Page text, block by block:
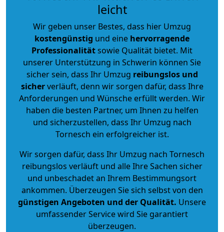
leicht
Wir geben unser Bestes, dass hier Umzug
kostengünstig und eine hervorragende
Professionalitätsowie Qualität bietet. Mit
unserer Unterstützung in Schwerin können Sie
sicher sein, dass Ihr Umzug reibungslos und
sicherverläuft, denn wir sorgen dafür, dass Ihre
Anforderungen und Wünsche erfüllt werden. Wir
haben die besten Partner, um Ihnen zu helfen
und sicherzustellen, dass Ihr Umzug nach
Tornesch ein erfolgreicher ist.
Wir sorgen dafür, dass Ihr Umzug nach Tornesch
reibungslos verläuft und alle Ihre Sachen sicher
und unbeschadet an Ihrem Bestimmungsort
ankommen. Überzeugen Sie sich selbst von den
günstigen Angeboten und der Qualität. Unsere
umfassender Service wird Sie garantiert
überzeugen.